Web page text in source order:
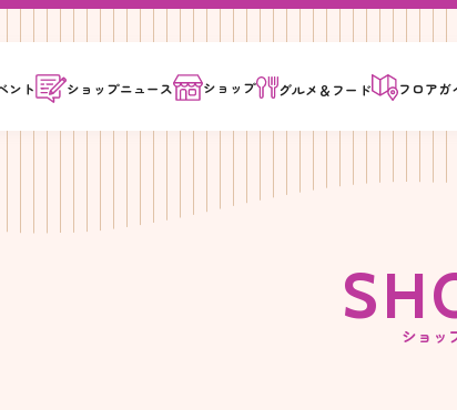
ント ショップニュース ショップ グルメ＆ フード フロアガ
SH
ショッ